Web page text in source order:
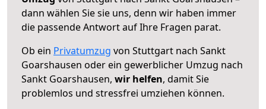
dann wählen Sie sie uns, denn wir haben immer
die passende Antwort auf Ihre Fragen parat.
Ob ein Privatumzug von Stuttgart nach Sankt
Goarshausen oder ein gewerblicher Umzug nach
Sankt Goarshausen, wir helfen, damit Sie
problemlos und stressfrei umziehen können.